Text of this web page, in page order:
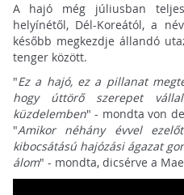
A hajó még júliusban
helyínétől, Dél-Koreától, a
később megkezdje állandó
tenger között.
"Ez a hajó, ez a pillanat
hogy úttörő szerepet
küzdelemben" - mondta von
"Amikor néhány évvel
kibocsátású hajózási ágazat
álom" - mondta, dicsérve a